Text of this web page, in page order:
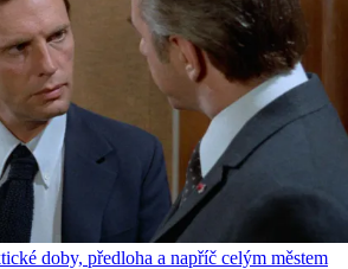
doby, předloha a napříč celým městem